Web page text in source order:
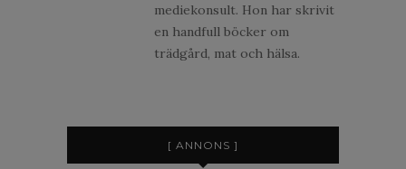
mediekonsult. Hon har skrivit
en handfull böcker om
trädgård, mat och hälsa.
[ ANNONS ]